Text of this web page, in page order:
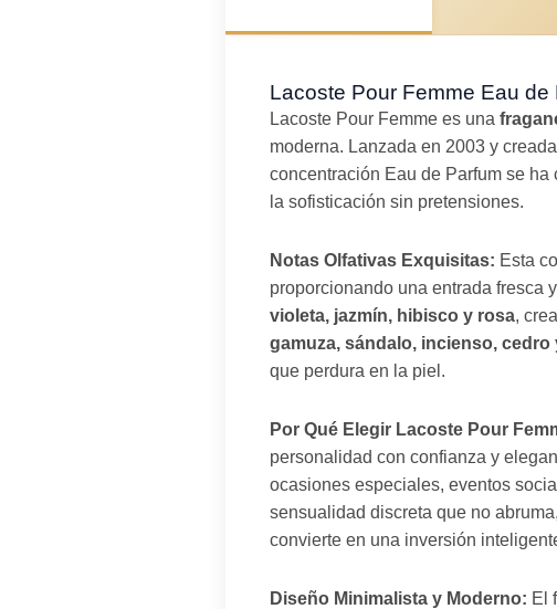
Lacoste Pour Femme Eau
Lacoste Pour Femme es una
moderna. Lanzada en 2003 y
concentración Eau de Parfum se
la sofisticación sin pretensiones.
Notas Olfativas Exquisitas: Esta
proporcionando una entrada fresca
violeta, jazmín, hibisco y rosa,
gamuza, sándalo, incienso, cedro
que perdura en la piel.
Por Qué Elegir Lacoste Pour
personalidad con confianza y
ocasiones especiales, eventos
sensualidad discreta que no
convierte en una inversión
Diseño Minimalista y Moderno: El